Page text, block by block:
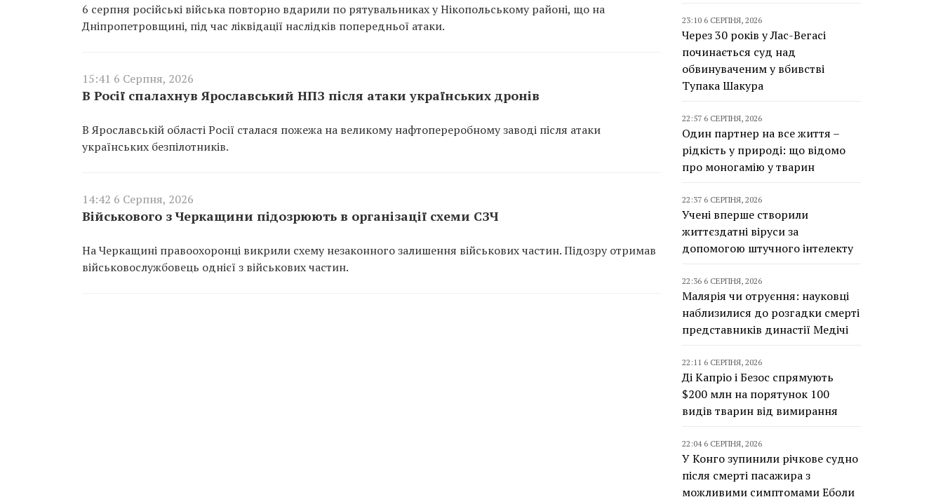
6 серпня російські війська повторно вдарили по рятувальниках у Нікопольському районі, що на
Дніпропетровщині, під час ліквідації наслідків попередньої атаки.
15:41 6 Серпня, 2026
В Росії спалахнув Ярославський НПЗ після атаки українських дронів
В Ярославській області Росії сталася пожежа на великому нафтопереробному заводі після атаки
українських безпілотників.
14:42 6 Серпня, 2026
Військового з Черкащини підозрюють в організації схеми СЗЧ
На Черкащині правоохоронці викрили схему незаконного залишення військових частин. Підозру отримав
військовослужбовець однієї з військових частин.
23:10 6 СЕРПНЯ, 2026
Через 30 років у Лас-Вегасі
починається суд над
обвинуваченим у вбивстві
Тупака Шакура
22:57 6 СЕРПНЯ, 2026
Один партнер на все життя –
рідкість у природі: що відомо
про моногамію у тварин
22:37 6 СЕРПНЯ, 2026
Учені вперше створили
життєздатні віруси за
допомогою штучного інтелекту
22:36 6 СЕРПНЯ, 2026
Малярія чи отруєння: науковці
наблизилися до розгадки смерті
представників династії Медічі
22:11 6 СЕРПНЯ, 2026
Ді Капріо і Безос спрямують
$200 млн на порятунок 100
видів тварин від вимирання
22:04 6 СЕРПНЯ, 2026
У Конго зупинили річкове судно
після смерті пасажира з
можливими симптомами Еболи